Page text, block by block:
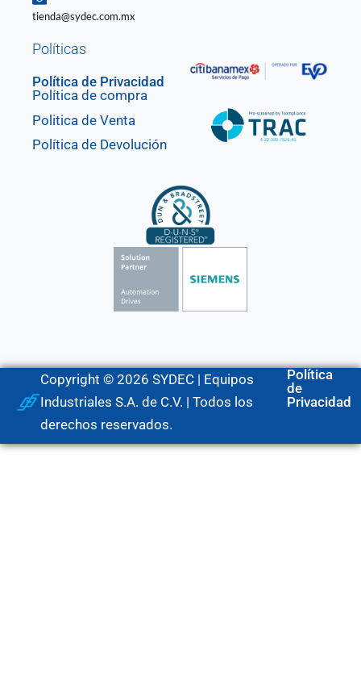
tienda@sydec.com.mx
Políticas
Política de Privacidad
Política de compra
Politica de Venta
Política de Devolución
Copyright © 2026 SYDEC | Equipos
Industriales S.A. de C.V. | Todos los
derechos reservados.
Política
de
Privacidad